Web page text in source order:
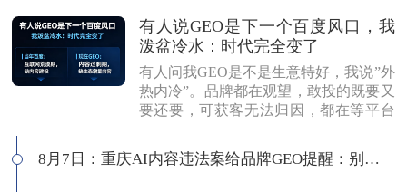
有人说GEO是下一个百度风口，我
泼盆冷水：时代完全变了
有人问我GEO是不是生意特好，我说”外
热内冷”。品牌都在观望，敢投的既要又
要还要，可获客无法归因，都在等平台
的百度代理风口，我不认同：当年缺内
容，现在缺增量内容；当年用户好引
8月7日：重庆AI内容违法案给品牌GEO提醒：别把AI当挡箭牌